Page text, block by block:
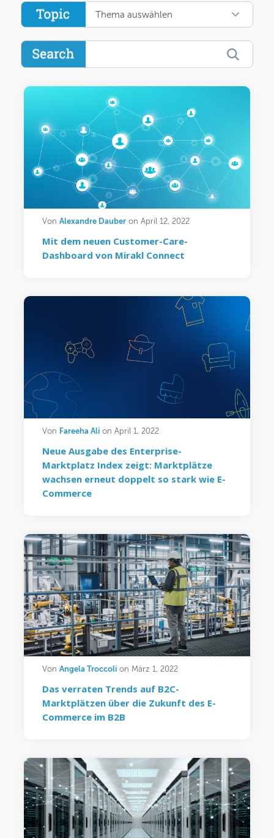
Thema auswählen
Von Alexandre Dauberon April 12, 2022
Mit dem neuen Customer-Care-
Dashboard von Mirakl Connect
Von Fareeha Alion April 1, 2022
Neue Ausgabe des Enterprise-
Marktplatz Index zeigt: Marktplätze
wachsen erneut doppelt so stark wie E-
Commerce
Von Angela Troccolion März 1, 2022
Das verraten Trends auf B2C-
Marktplätzen über die Zukunft des E-
Commerce im B2B